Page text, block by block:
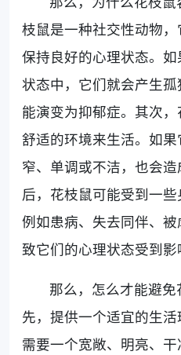
枝鼠是一种社交性动物
保持良好的心理状态。
状态中，它们就会产生
能演变为抑郁症。其次，
舒适的环境来生活。如
窄、单调或不洁，也会
后，花枝鼠可能受到一些
例如患病、失去同伴、
致它们的心理状态受到影
那么，怎么才能避
先，提供一个适宜的生
需要一个宽敞、明亮、